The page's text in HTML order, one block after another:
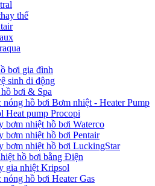
thế
bơi gia đình
sinh di động
bơi & Spa
hồ bơi Bơm nhiệt - Heater Pump
Heat pump Procopi
bơm nhiệt hồ bơi Waterco
bơm nhiệt hồ bơi Pentair
bơm nhiệt hồ bơi LuckingStar
hồ bơi bằng Điện
gia nhiệt Kripsol
hồ bơi Heater Gas